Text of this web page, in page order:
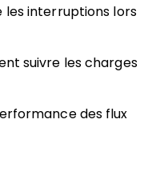
les interruptions lors
suivre les charges
des flux